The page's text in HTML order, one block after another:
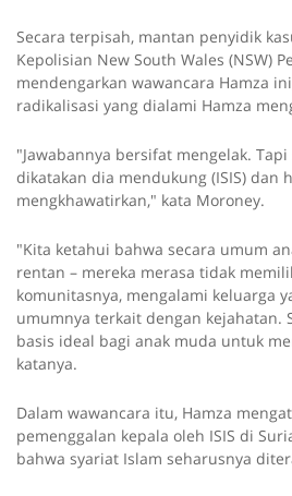
Secara terpisah, mantan penyidik
Kepolisian New South Wales (NSW)
mendengarkan wawancara Hamza
radikalisasi yang dialami Hamza
"Jawabannya bersifat mengelak.
dikatakan dia mendukung (ISIS) dan
mengkhawatirkan," kata Moroney.
"Kita ketahui bahwa secara umum
rentan – mereka merasa tidak
komunitasnya, mengalami keluarga
umumnya terkait dengan kejahatan.
basis ideal bagi anak muda untuk
katanya.
Dalam wawancara itu, Hamza
pemenggalan kepala oleh ISIS di
bahwa syariat Islam seharusnya